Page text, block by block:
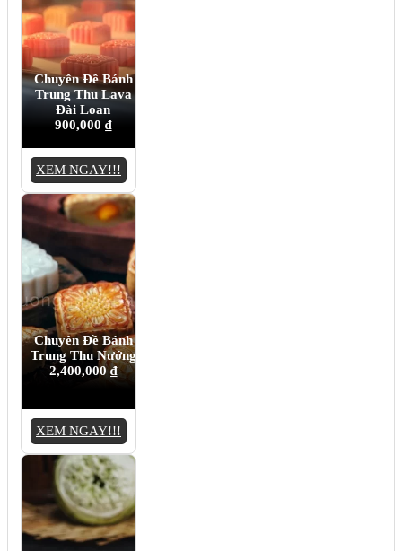
Chuyên Đề Bánh
Trung Thu Lava
Đài Loan
900,000 ₫
XEM NGAY!!!
Chuyên Đề Bánh
Trung Thu Nướng
2,400,000₫
XEM NGAY!!!